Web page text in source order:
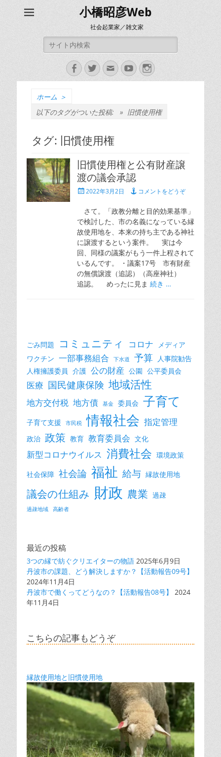
小橋昭彦Web
社会起業家／雑文家
索:
Facebook
Twitter
メ
ー
YouTubeInstagram
ホーム ＞
以下のタグがついた投稿: » 旧慣使用権
タグ: 旧慣使用権
旧慣使用権と公有財産譲
渡の議会承認
投 2022年3月2日 コメントをどうぞ
さて。「政教分離と目的効果基準」
で検討した、市の名義になっている縁
故使用地を、本来の持ち主である神社
に譲渡するという案件。 実は今
回、同様の議案がもう一件上程されて
いるんです。 ・議案17号 市有財産
の無償譲渡（追認）（高座神社）
追認。 めったに見ま 続き …
ごみ問題 コミュニティ コロナ
メディア
ワクチン 一部事務組合 下水道 予算 人事院勧告
人権擁護委員 介護 公の財産 公園 公平委員会
医療 国民健康保険 地域活性
地方交付税 地方債 基金 委員会 子育て
子育て支援 市民税 情報社会 指定管理
政治 政策 教育 教育委員会 文化
新型コロナウイルス 消費社会 環境政策
社会保障 社会論 福祉 給与 縁故使用地
議会の仕組み 財政 農業 過疎
過疎地域 高齢者
最近の投稿
3つの縁で紡ぐクリエイターの物語 2025年6月9日
丹波市の課題、どう解決しますか？【活動報告09号】
2024年11月4日
丹波市で働くってどうなの？【活動報告08号】
2024
年11月4日
こちらの記事もどうぞ
縁故使用地と旧慣使用地